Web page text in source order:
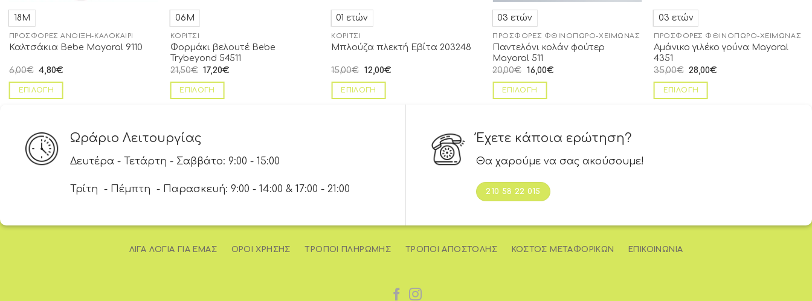
18Μ
ΠΡΟΣΦΟΡΈΣ ΆΝΟΙΞΗ-ΚΑΛΟΚΑΊΡΙ
Καλτσάκια Bebe Mayoral 9110
6,00€ 4,80€
ΕΠΙΛΟΓΉ
06Μ
ΚΟΡΊΤΣΙ
Φορμάκι βελουτέ Bebe
Trybeyond 54511
21,50€ 17,20€
ΕΠΙΛΟΓΉ
01 ετών
ΚΟΡΊΤΣΙ
Μπλούζα πλεκτή Εβίτα 203248
15,00€ 12,00€
ΕΠΙΛΟΓΉ
03 ετών
ΠΡΟΣΦΟΡΈΣ ΦΘΙΝΌΠΩΡΟ-ΧΕΙΜΏΝΑΣ
Παντελόνι κολάν φούτερ
Mayoral 511
20,00€ 16,00€
ΕΠΙΛΟΓΉ
03 ετών
ΠΡΟΣΦΟΡΈΣ ΦΘΙΝΌΠΩΡΟ-ΧΕΙΜΏΝΑΣ
Αμάνικο γιλέκο γούνα Mayoral
4351
35,00€ 28,00€
ΕΠΙΛΟΓΉ
Ωράριο Λειτουργίας
Δευτέρα - Τετάρτη - Σαββάτο: 9:00 - 15:00
Τρίτη - Πέμπτη - Παρασκευή: 9:00 - 14:00 & 17:00 - 21:00
Έχετε κάποια ερώτηση?
Θα χαρούμε να σας ακούσουμε!
210 58 22 015
ΛΊΓΑ ΛΌΓΙΑ ΓΙΑ ΕΜΆΣ ΌΡΟΙ ΧΡΉΣΗΣ ΤΡΌΠΟΙ ΠΛΗΡΩΜΉΣ ΤΡΌΠΟΙ ΑΠΟΣΤΟΛΉΣ ΚΌΣΤΟΣ ΜΕΤΑΦΟΡΙΚΏΝ ΕΠΙΚΟΙΝΩΝΊΑ